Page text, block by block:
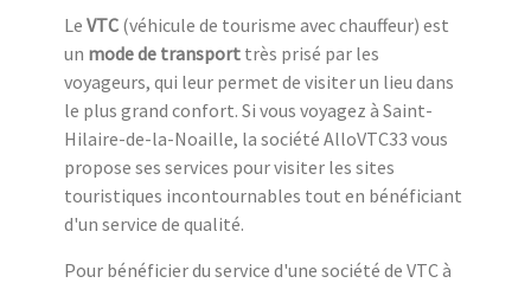
Le VTC (véhicule de tourisme avec chauffeur) est
un mode de transport très prisé par les
voyageurs, qui leur permet de visiter un lieu dans
le plus grand confort. Si vous voyagez à Saint-
Hilaire-de-la-Noaille, la société AlloVTC33 vous
propose ses services pour visiter les sites
touristiques incontournables tout en bénéficiant
d'un service de qualité.
Pour bénéficier du service d'une société de VTC à